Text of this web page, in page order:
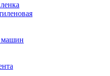
машин